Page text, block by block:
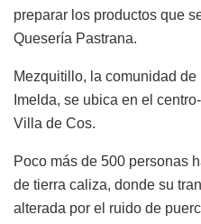
preparar los productos que
Quesería Pastrana.
Mezquitillo, la comunidad
Imelda, se ubica en el
Villa de Cos.
Poco más de 500 personas
de tierra caliza, donde su
alterada por el ruido de